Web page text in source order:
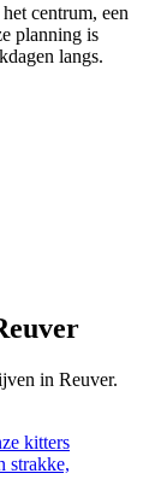
centrum, een
planning is
langs.
in Reuver.
kitters
strakke,